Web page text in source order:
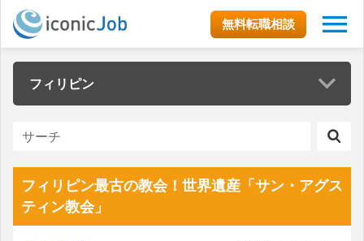
無料転職相談
フィリピン
フィリピン最古の教会！世界遺産「サン・アグス
ティン教会」